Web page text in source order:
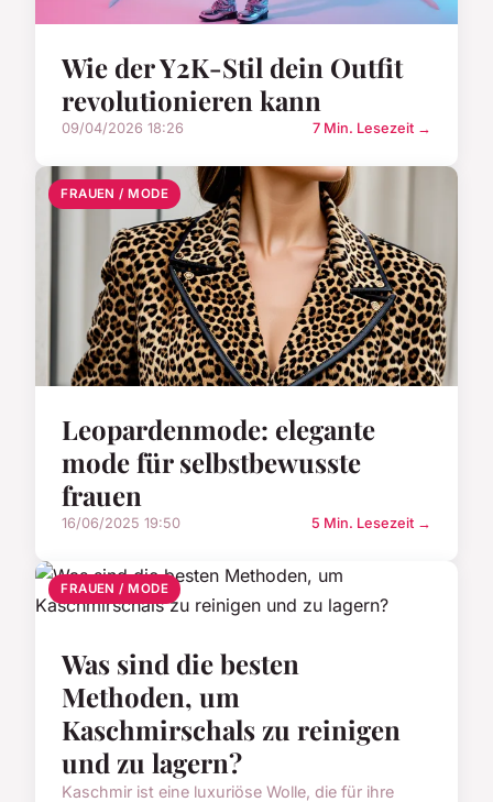
Wie der Y2K-Stil dein Outfit
revolutionieren kann
09/04/2026 18:26 7 Min. Lesezeit →
FRAUEN / MODE
Leopardenmode: elegante
mode für selbstbewusste
frauen
16/06/2025 19:50 5 Min. Lesezeit →
FRAUEN / MODE
Was sind die besten
Methoden, um
Kaschmirschals zu reinigen
und zu lagern?
Kaschmir ist eine luxuriöse Wolle, die für ihre